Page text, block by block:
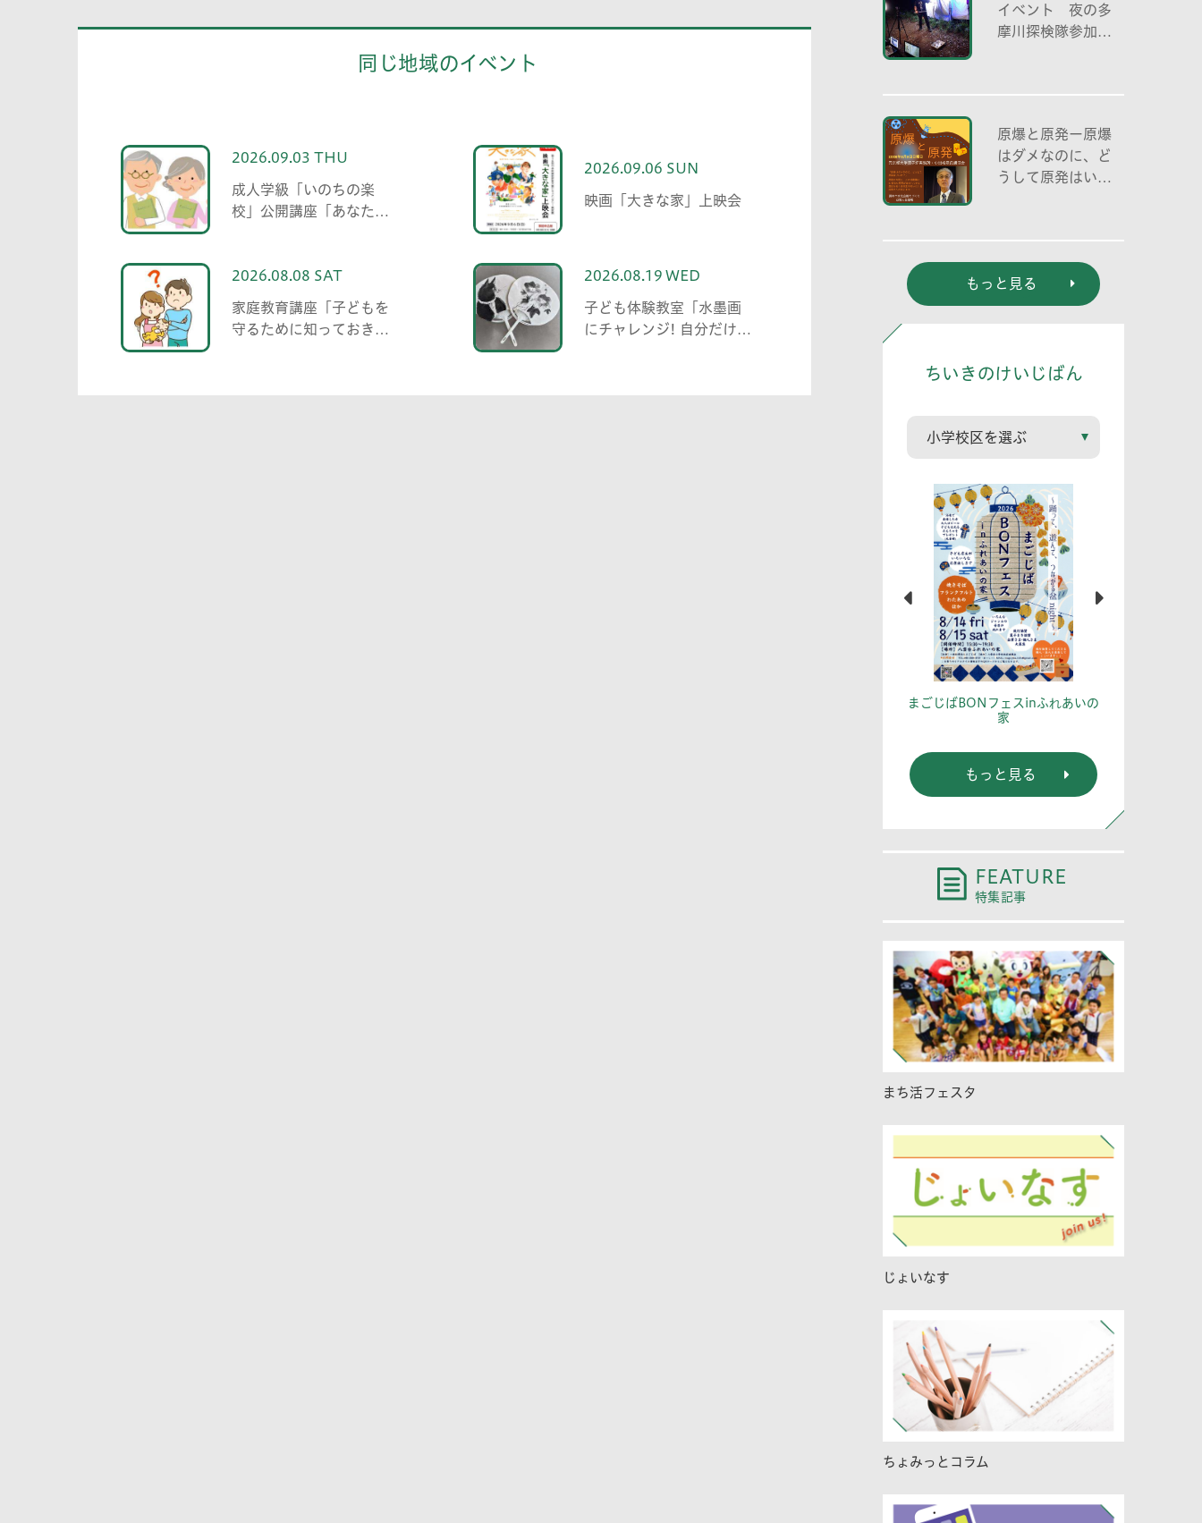
同じ地域のイベント
2026.09.03 THU
成人学級「いのちの楽
校」公開講座「あなたの
2026.09.06 SUN
映画「大きな家」上映会
2026.08.08 SAT
家庭教育講座「子どもを
守るために知っておきた
2026.08.19 WED
子ども体験教室「水墨画
にチャレンジ! 自分だけの
イベント 夜の多
摩川探検隊参加者
原爆と原発ー原爆
はダメなのに、ど
うして原発はいい
もっと見る
ちいきのけいじばん
まごじばBONフェスinふれあいの
家
もっと見る
FEATURE
特集記事
まち活フェスタ
じょいなす
ちょみっとコラム